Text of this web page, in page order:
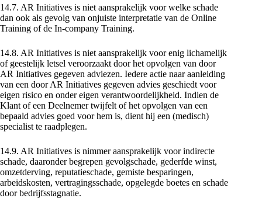
14.7. AR Initiatives is niet aansprakelijk voor welke schade
dan ook als gevolg van onjuiste interpretatie van de Online
Training of de In-company Training.
14.8. AR Initiatives is niet aansprakelijk voor enig lichamelijk
of geestelijk letsel veroorzaakt door het opvolgen van door
AR Initiatives gegeven adviezen. Iedere actie naar aanleiding
van een door AR Initiatives gegeven advies geschiedt voor
eigen risico en onder eigen verantwoordelijkheid. Indien de
Klant of een Deelnemer twijfelt of het opvolgen van een
bepaald advies goed voor hem is, dient hij een (medisch)
specialist te raadplegen.
14.9. AR Initiatives is nimmer aansprakelijk voor indirecte
schade, daaronder begrepen gevolgschade, gederfde winst,
omzetderving, reputatieschade, gemiste besparingen,
arbeidskosten, vertragingsschade, opgelegde boetes en schade
door bedrijfsstagnatie.